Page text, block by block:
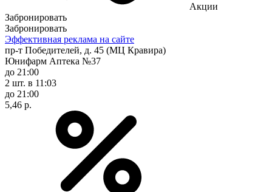
Акции
Забронировать
Забронировать
Эффективная реклама на сайте
пр-т Победителей, д. 45 (МЦ Кравира)
Юнифарм Аптека №37
до 21:00
2 шт. в 11:03
до 21:00
5,46 р.